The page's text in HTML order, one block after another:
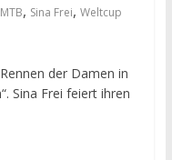
MTB, Sina Frei, Weltcup
der Damen in
Sina Frei feiert ihren